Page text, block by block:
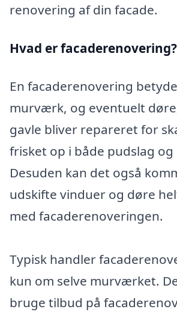
renovering af din facade.
Hvad er facaderenovering?
En facaderenovering
murværk, og eventuelt
gavle bliver repareret for
frisket op i både pudslag og
Desuden kan det også
udskifte vinduer og døre
med facaderenoveringen.
Typisk handler
kun om selve murværket.
bruge tilbud på